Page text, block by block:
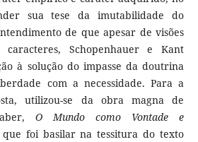
sua tese da imutabilidade do
de que apesar de visões
caracteres, Schopenhauer e Kant
à solução do impasse da doutrina
com a necessidade. Para a
utilizou-se da obra magna de
O Mundo como Vontade e
foi basilar na tessitura do texto